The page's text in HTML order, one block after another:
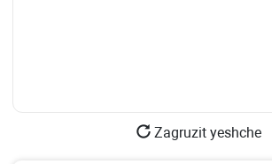
Zagruzit yeshche